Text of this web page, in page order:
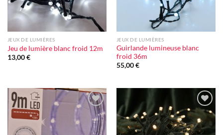
JEUX DE LUMIÈRES
Jeu de lumière blanc froid 12m
13,00€
JEUX DE LUMIÈRES
Guirlande lumineuse blanc
froid 36m
55,00€
Ajouter
à la liste
d'envie
Ajouter
à la liste
d'envie